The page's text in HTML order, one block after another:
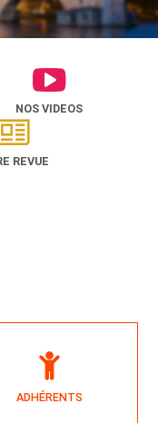
NOS VIDEOS
REVUE
ADHÉRENTS